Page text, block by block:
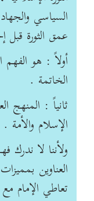
السياسي
عمق الثورة قبل
أولاً : هو الفهم
الخاتمة .
ثانياً : المنهج
الإسلام والأمة .
ولأننا لا
العناوين
تعاطي الإمام